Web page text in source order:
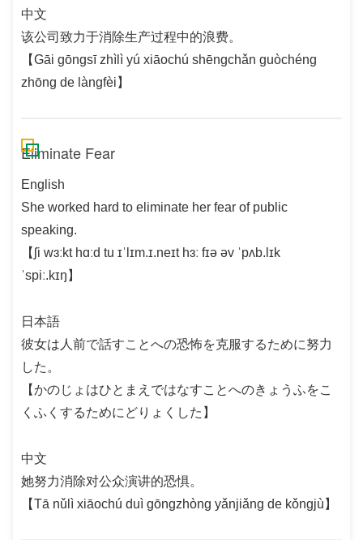
中文
该公司致力于消除生产过程中的浪费。
【Gāi gōngsī zhìlì yú xiāochú shēngchǎn guòchéng
zhōng de làngfèi】
Eliminate Fear
English
She worked hard to eliminate her fear of public
speaking.
【ʃi wɜːkt hɑːd tu ɪˈlɪm.ɪ.neɪt hɜː fɪə əv ˈpʌb.lɪk
ˈspiː.kɪŋ】
日本語
彼女は人前で話すことへの恐怖を克服するために努力
した。
【かのじょはひとまえではなすことへのきょうふをこ
くふくするためにどりょくした】
中文
她努力消除对公众演讲的恐惧。
【Tā nǔlì xiāochú duì gōngzhòng yǎnjiǎng de kǒngjù】